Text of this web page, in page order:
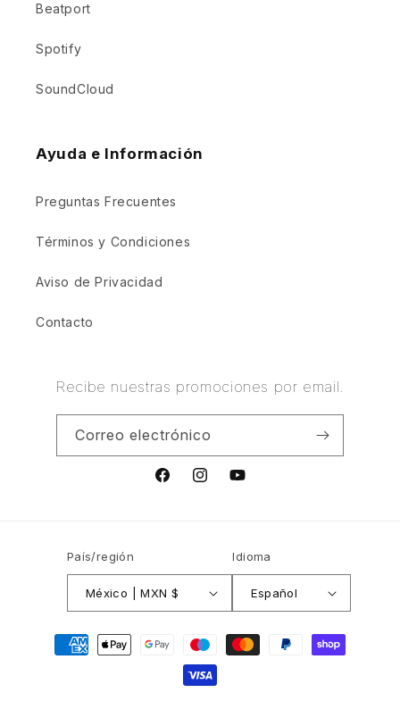
Beatport
Spotify
SoundCloud
Ayuda e Información
Preguntas Frecuentes
Términos y Condiciones
Aviso de Privacidad
Contacto
Recibe nuestras promociones por email.
Correo electrónico
FacebookInstagramYouTube
País/región
México | MXN $
Idioma
Español
Formas